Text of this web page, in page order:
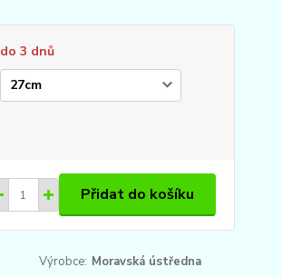
do 3 dnů
Přidat do košíku
Výrobce: Moravská ústředna